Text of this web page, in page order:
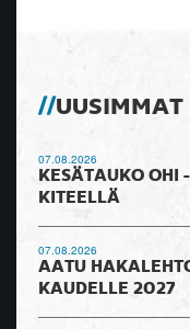
UUSIMMAT
07.08.2026
KESÄTAUKO OHI
KITEELLÄ
07.08.2026
AATU
KAUDELLE 2027